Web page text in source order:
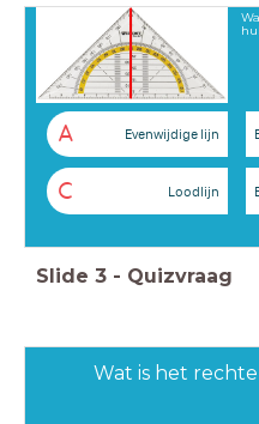
A Evenwijdige lijn
C Loodlijn
Slide 3 - Quizvraag
Wat is het